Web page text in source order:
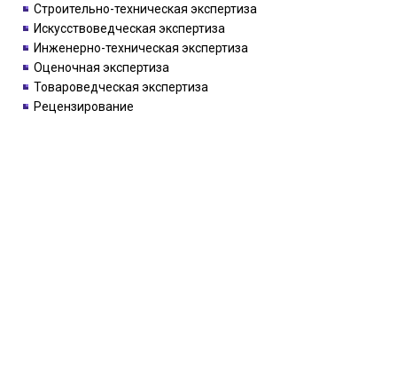
Строительно-техническая экспертиза
Искусствоведческая экспертиза
Инженерно-техническая экспертиза
Оценочная экспертиза
Товароведческая экспертиза
Рецензирование